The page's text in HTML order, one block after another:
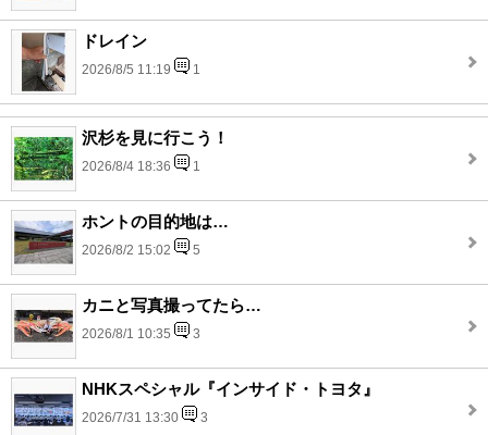
ドレイン
2026/8/5 11:19 1
沢杉を見に行こう！
2026/8/4 18:36 1
ホントの目的地は…
2026/8/2 15:02 5
カニと写真撮ってたら…
2026/8/1 10:35 3
NHKスペシャル『インサイド・トヨタ』
2026/7/31 13:30 3